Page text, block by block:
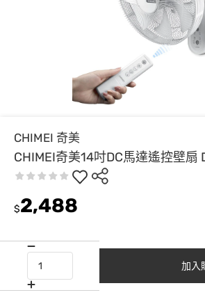
CHIMEI 奇美
CHIMEI奇美14吋DC馬達遙控壁扇
$2,488
加入